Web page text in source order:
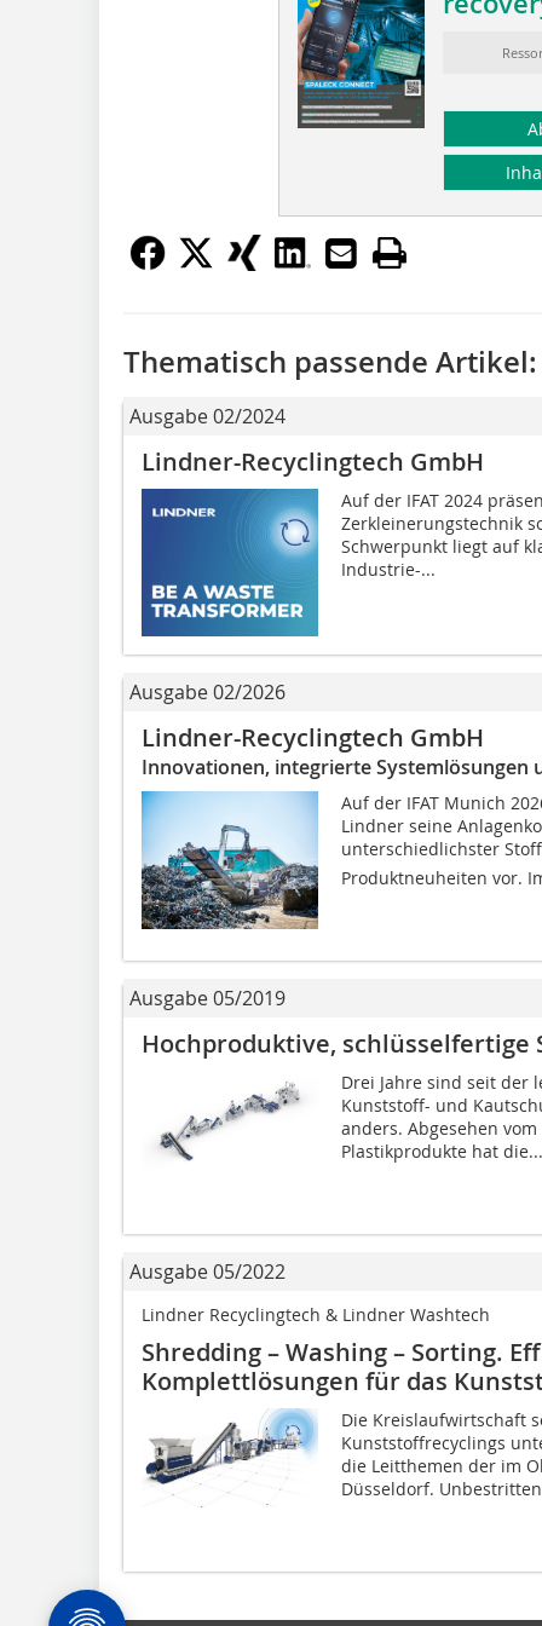
Thematisch passende Artikel:
Ausgabe 02/2024
Lindner-Recyclingtech GmbH
Auf der IFAT 2024
Zerkleinerungstechnik
Schwerpunkt liegt auf
Industrie-...
Ausgabe 02/2026
Lindner-Recyclingtech GmbH
Innovationen, integrierte Systemlösungen
Auf der IFAT Munich
Lindner seine
unterschiedlichster
Produktneuheiten vor.
Ausgabe 05/2019
Hochproduktive, schlüsselfertige
Drei Jahre sind seit der
Kunststoff- und
anders. Abgesehen
Plastikprodukte hat die...
Ausgabe 05/2022
Lindner Recyclingtech & Lindner Washtech
Shredding – Washing – Sorting.
Komplettlösungen für das
Die Kreislaufwirtschaft
Kunststoffrecyclings
die Leitthemen der im
Düsseldorf.